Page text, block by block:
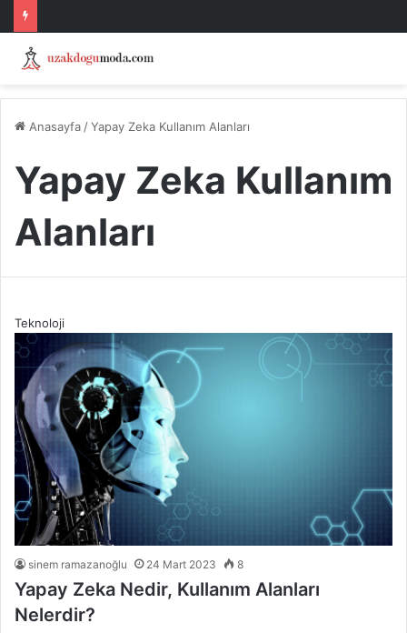
Anasayfa /Yapay Zeka Kullanım Alanları
Yapay Zeka Kullanım
Alanları
Teknoloji
sinem ramazanoğlu 24 Mart 2023 8
Yapay Zeka Nedir, Kullanım Alanları
Nelerdir?